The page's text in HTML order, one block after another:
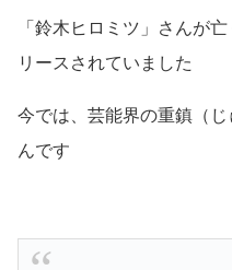
「鈴木ヒロミツ」さんが
リースされていました
今では、芸能界の重鎮 （
んです